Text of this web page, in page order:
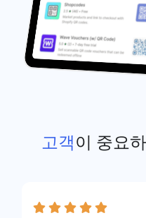
고객이 중요